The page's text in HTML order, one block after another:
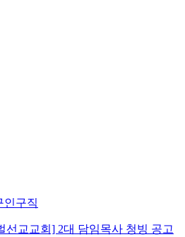
인구직
선교교회] 2대 담임목사 청빙 공고